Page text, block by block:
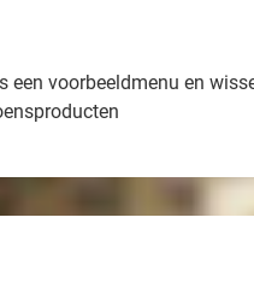
een voorbeeldmenu en